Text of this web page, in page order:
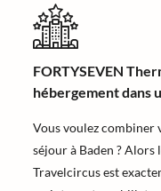
FORTYSEVEN
hébergement dans
Vous voulez combiner
séjour à Baden ? Alors
Travelcircus est